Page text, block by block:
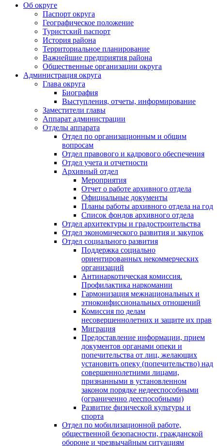
Об округе
Паспорт округа
Географическое положение
Туристский паспорт
История района
Территориальное планирование
Важнейшие предприятия района
Общественные организации округа
Администрация округа
Глава округа
Биография
Выступления, отчеты, информирование
Заместители главы
Аппарат администрации
Отделы аппарата
Отдел по организационным и общим
вопросам
Отдел правового и кадрового обеспечения
Отдел учета и отчетности
Архивный отдел
Мероприятия
Отчет о работе архивного отдела
Официальные документы
Планы работы архивного отдела на год
Список фондов архивного отдела
Отдел архитектуры и градостроительства
Отдел экономического развития и закупок
Отдел социального развития
Поддержка социально
ориентированных некоммерческих
организаций
Антинаркотическая комиссия.
Профилактика наркомании
Гармонизация межнациональных и
этноконфиссиональных отношений
Комиссия по делам
несовершеннолетних и защите их прав
Миграция
Предоставление информации, прием
документов органами опеки и
попечительства от лиц, желающих
установить опеку (попечительство) над
совершеннолетними лицами,
признанными в установленном
законом порядке недееспособными
(ограниченно дееспособными)
Развитие физической культуры и
спорта
Отдел по мобилизационной работе,
общественной безопасности, гражданской
оборонe и чрезвычайным ситуациям